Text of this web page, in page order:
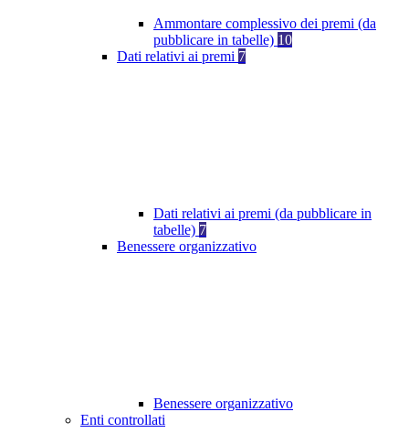
Ammontare complessivo dei premi (da
pubblicare in tabelle) 10
Dati relativi ai premi 7
Dati relativi ai premi (da pubblicare in
tabelle) 7
Benessere organizzativo
Benessere organizzativo
Enti controllati